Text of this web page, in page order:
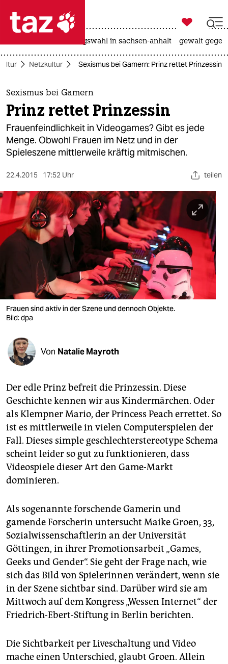
 taz zahl ich
taz zahl ich
themen
politik
öko
gesellschaft
sport
berlin
wahrheit
verlag
verlag
veranstaltungen
shop
unterstützen
abo
genossenschaft
epaper login

taz zahl ich
landtagswahl in sachsen-anhalt gewalt
Netzkultur Sexismus bei Gamern: Prinz rettet Prinzessin
Sexismus bei Gamern
Prinz rettet Prinzessin
Frauenfeindlichkeit in Videogames? Gibt es jede
Menge. Obwohl Frauen im Netz und in der
Spieleszene mittlerweile kräftig mitmischen.
22.4.2015 17:52 Uhr teilen
Frauen sind aktiv in der Szene und dennoch Objekte.
Bild: dpa
Von Natalie Mayroth
Der edle Prinz befreit die Prinzessin. Diese
Geschichte kennen wir aus Kindermärchen. Oder
als Klempner Mario, der Princess Peach errettet. So
ist es mittlerweile in vielen Computerspielen der
Fall. Dieses simple geschlechterstereotype Schema
scheint leider so gut zu funktionieren, dass
Videospiele dieser Art den Game-Markt
dominieren.
Als sogenannte forschende Gamerin und
gamende Forscherin untersucht Maike Groen, 33,
Sozialwissenschaftlerin an der Universität
Göttingen, in ihrer Promotionsarbeit „Games,
Geeks und Gender“. Sie geht der Frage nach, wie
sich das Bild von Spielerinnen verändert, wenn sie
in der Szene sichtbar sind. Darüber wird sie am
Mittwoch auf dem Kongress „Wessen Internet“ der
Friedrich-Ebert-Stiftung in Berlin berichten.
Die Sichtbarkeit per Liveschaltung und Video
mache einen Unterschied, glaubt Groen. Allein